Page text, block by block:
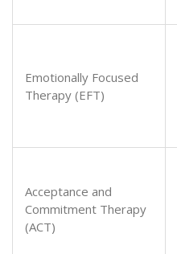
Emotionally Focused
Therapy (EFT)
Acceptance and
Commitment Therapy
(ACT)